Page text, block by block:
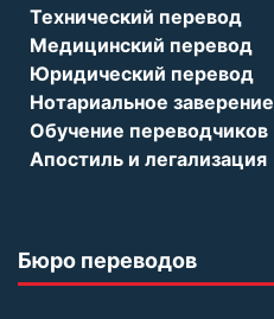
Технический перевод
Медицинский перевод
Юридический перевод
Нотариальное заверение
Обучение переводчиков
Апостиль и легализация
Бюро переводов